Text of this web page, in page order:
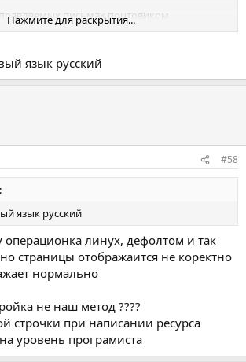
письмах почтовиком
plain; charset="ISO-8859-1" на Content-type:
Нажмите для раскрытия...
язык русский
#58
язык русский
операционка линух, дефолтом и так
страницы отображаится не коректно
нормально
не наш метод ????
строчки при написании ресурса
уровень програмиста